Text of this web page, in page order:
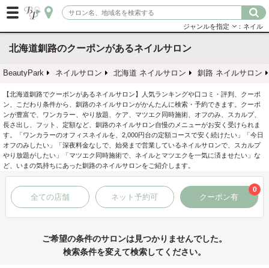
ジャンルを指定 ：ネイル
北海道釧路のクーポンがあるネイルサロン
BeautyPark ネイルサロン 北海道 ネイルサロン 釧路 ネイルサロン
【北海道釧路でクーポンがあるネイルサロン】人気ランキングや口コミ・評判、クーポ
ン、こだわり条件から、釧路のネイルサロンがかんたんに検索・予約できます。クーポ
ンが豊富で、ワンカラー、やり放題、ケア、マツエク同時施術、オフのみ、スカルプ、
長さ出し、フット、定額など、釧路のネイルサロン自慢のメニューがお安く受けられま
す。「ワンカラーのオフィスネイルを、2,000円台の定額コースで安く続けたい」「今日
オフのみしたい」「深夜料金なしで、始発まで営業しているネイルサロンで、スカルプ
やり放題がしたい」「マツエク同時施術で、ネイルとマツエクを一気に済ませたい」な
ど、いまの気持ちにあった釧路のネイルサロンをご紹介します。
全ての店舗 ネット予約可 クーポン有
0
ご希望の条件のサロンは見つかりませんでした。
検索条件を変えて検索してください。